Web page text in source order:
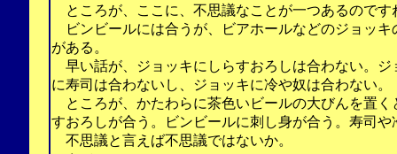
ところが、ここに、不思議なことが一つあるのです
ビンビールには合うが、ビアホールなどのジョッキ
がある。
早い話が、ジョッキにしらすおろしは合わない。
に寿司は合わないし、ジョッキに冷や奴は合わない。
ところが、かたわらに茶色いビールの大びんを置く
すおろしが合う。ビンビールに刺し身が合う。寿司や
不思議と言えば不思議ではないか。